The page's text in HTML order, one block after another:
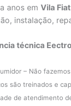
anos em Vila
instalação,
técnica
– Não
são treinados e
de atendimento